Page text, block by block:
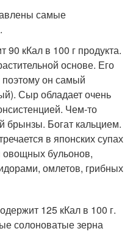
самые
кКал в 100 г продукта.
основе. Его
поэтому он самый
Сыр обладает очень
Чем-то
брынзы. Богат кальцием.
в японских супах
овощных бульонов,
омлетов, грибных
125 кКал в 100 г.
солоноватые зерна